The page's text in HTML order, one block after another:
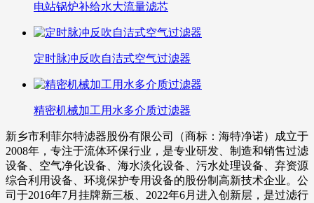
电站锅炉补给水大流量滤芯
定时脉冲反吹自洁式空气过滤器
精密机械加工用水多介质过滤器
新乡市利菲尔特滤器股份有限公司（商标：海特净诺）成立于
2008年，专注于流体环保行业，是专业研发、制造和销售过滤
设备、空气净化设备、海水淡化设备、污水处理设备、弃资源
综合利用设备、环境保护专用设备的股份制高新技术企业。公
司于2016年7月挂牌新三板、2022年6月进入创新层，是过滤行